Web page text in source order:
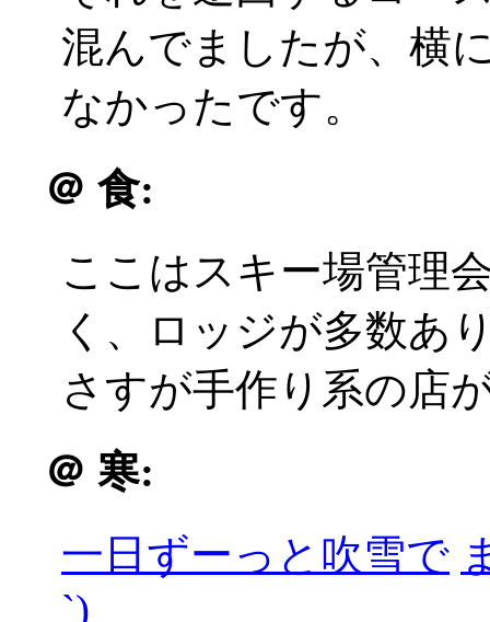
混んでましたが、横
なかったです。
＠ 食:
ここはスキー場管理
く、ロッジが多数あ
さすが手作り系の店
＠ 寒:
一日ずーっと吹雪で
`)